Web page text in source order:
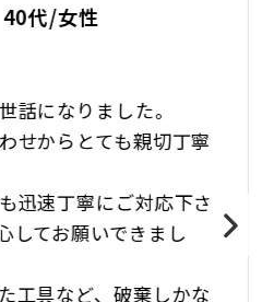
代/女性
話になりました。
せからとても親切丁寧
迅速丁寧にご対応下さ
してお願いできまし
工具など、破棄しかな